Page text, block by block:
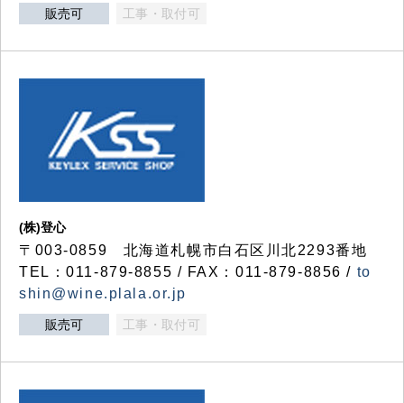
販売可 工事・取付可
(株)登心
〒003-0859 北海道札幌市白石区川北2293番地
TEL：011-879-8855 / FAX：011-879-8856 / to
shin@wine.plala.or.jp
販売可 工事・取付可